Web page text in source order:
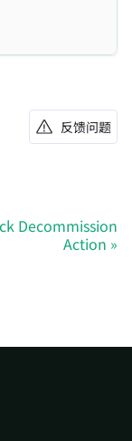
反馈问题
Decommission
Action